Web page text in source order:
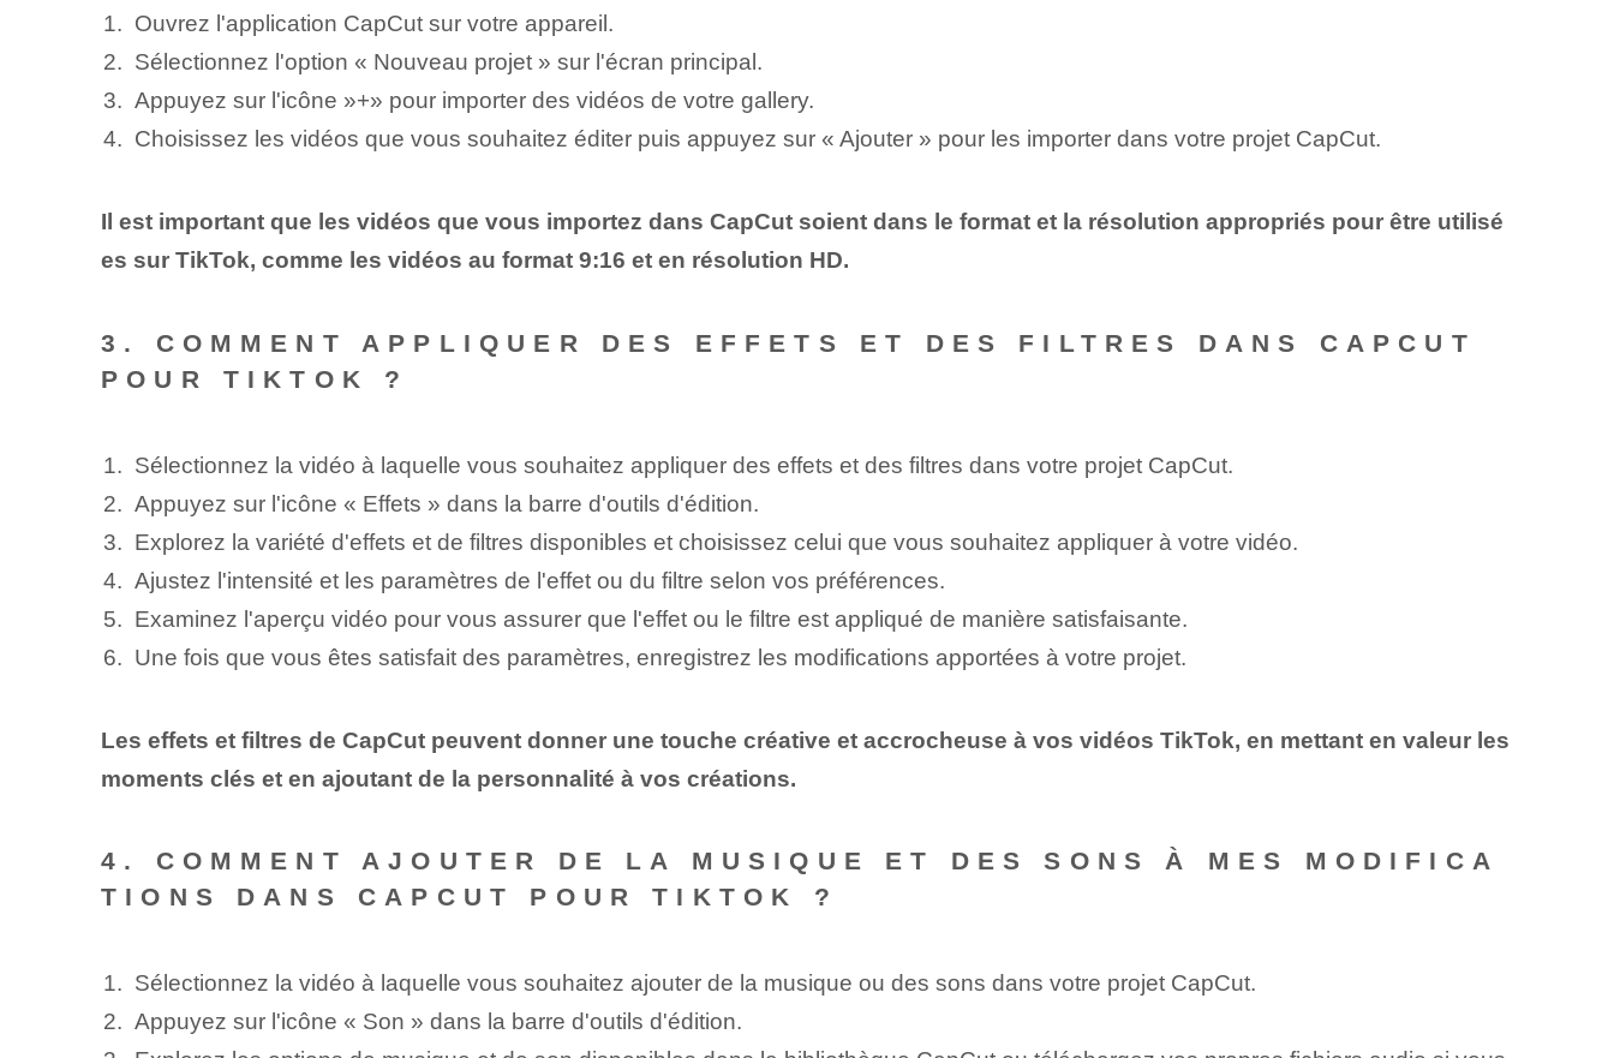
Ouvrez l'application CapCut sur votre⁤ appareil.
Sélectionnez l'option « Nouveau projet » sur l'écran principal.
Appuyez sur l'icône ‌»+» pour importer des vidéos de votre ⁤gallery.
Choisissez les vidéos que vous souhaitez éditer puis appuyez sur « Ajouter » pour les importer dans votre projet CapCut.
Il est important que les vidéos que vous importez dans CapCut soient dans le format et la résolution appropriés pour être utilisé
es sur TikTok, comme les vidéos au format 9:16 et en résolution HD.
3. COMMENT APPLIQUER DES EFFETS ET DES FILTRES DANS CAPCUT
POUR TIKTOK ?
Sélectionnez ‌la vidéo à laquelle vous souhaitez appliquer des effets⁤ et des filtres dans votre projet ⁢CapCut.
Appuyez sur l'icône « Effets » dans la barre d'outils d'édition.
Explorez la variété⁣ d'effets et de filtres disponibles et choisissez⁢ celui que vous souhaitez appliquer à votre vidéo.
Ajustez l'intensité et les paramètres de l'effet ou du filtre selon vos préférences.
Examinez l'aperçu vidéo pour vous assurer que l'effet ou le filtre est appliqué de manière satisfaisante.
Une fois que vous êtes satisfait des paramètres, enregistrez les modifications apportées à votre projet.
Les effets et filtres de CapCut peuvent donner une touche créative et accrocheuse à vos vidéos TikTok, en mettant en valeur les
moments clés et en ajoutant de la personnalité à vos créations.
4. COMMENT AJOUTER DE LA MUSIQUE ET DES SONS À MES MODIFICA
TIONS DANS CAPCUT POUR TIKTOK ?
Sélectionnez la vidéo à laquelle vous souhaitez ajouter de la musique ou des sons dans votre projet CapCut.
Appuyez sur l'icône « Son » dans la barre d'outils d'édition⁢.